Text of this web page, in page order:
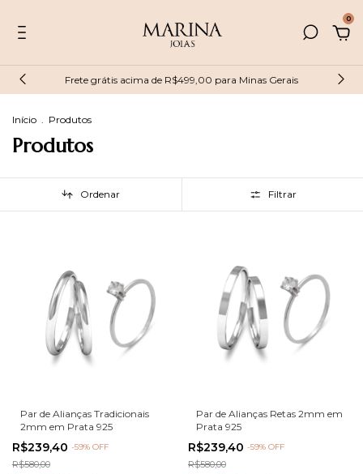
0
Frete grátis acima de R$499,00 para Minas Gerais
Início . Produtos
Produtos
Ordenar Filtrar
Par de Alianças Tradicionais
2mm em Prata 925
R$239,40 -59% OFF
R$580,00
Par de Alianças Retas 2mm em
Prata 925
R$239,40 -59% OFF
R$580,00